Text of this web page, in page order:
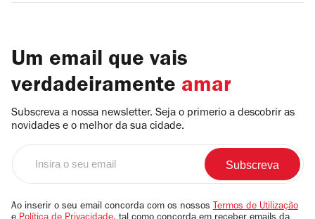
Um email que vais
verdadeiramente amar
Subscreva a nossa newsletter. Seja o primerio a descobrir as
novidades e o melhor da sua cidade.
email
Ao inserir o seu email concorda com os nossos Termos de Utilização